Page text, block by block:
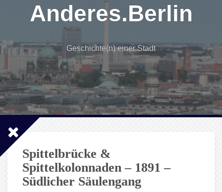
Anderes.Berlin
Geschichte(n) einer Stadt
Spittelbrücke &
Spittelkolonnaden – 1891 –
Südlicher Säulengang